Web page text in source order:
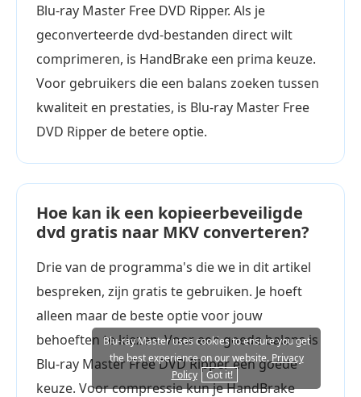
Blu-ray Master Free DVD Ripper. Als je
geconverteerde dvd-bestanden direct wilt
comprimeren, is HandBrake een prima keuze.
Voor gebruikers die een balans zoeken tussen
kwaliteit en prestaties, is Blu-ray Master Free
DVD Ripper de betere optie.
Hoe kan ik een kopieerbeveiligde
dvd gratis naar MKV converteren?
Drie van de programma's die we in dit artikel
bespreken, zijn gratis te gebruiken. Je hoeft
alleen maar de beste optie voor jouw
behoeften te kiezen. Voor een goede balans is
Blu-ray Master Free DVD Ripper een goede
keuze. Voor compressie kun je HandBrake
Blu-ray Master uses cookies to ensure you get
the best experience on our website. Privacy
Policy
Got it!